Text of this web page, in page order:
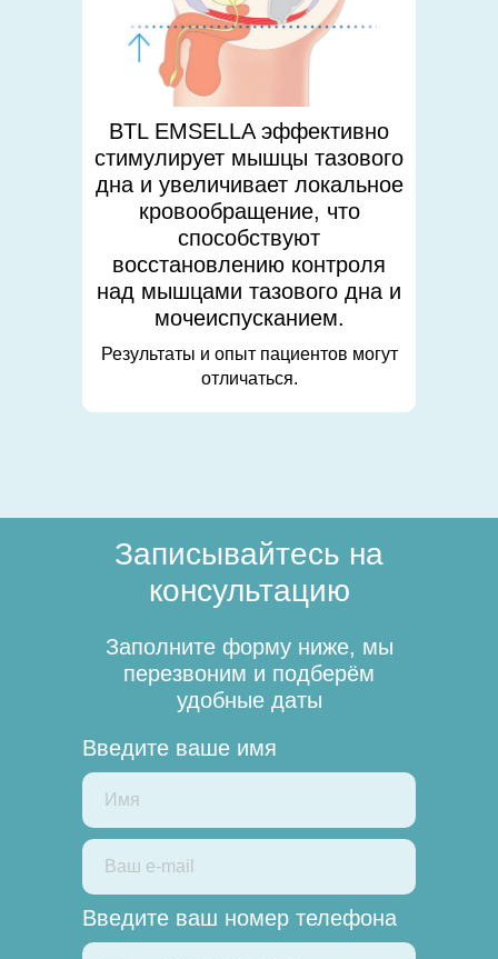
Результаты и опыт пациентов могут
отличаться.
BTL EMSELLA эффективно
стимулирует мышцы тазового
дна и увеличивает локальное
кровообращение, что
способствуют
восстановлению контроля
над мышцами тазового дна и
мочеиспусканием.
Записывайтесь на
консультацию
Заполните форму ниже, мы
перезвоним и подберём
удобные даты
Введите ваше имя
Введите ваш номер телефона